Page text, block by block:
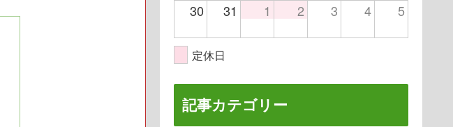
30 31 1 2 3 4 5
定休日
記事カテゴリー